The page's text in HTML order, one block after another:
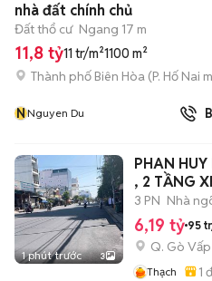
nhà đất chính chủ
Đất thổ cư Ngang 17 m
11,8 tỷ11 tr/m²1100 m²
Thành phố Biên Hòa (P. Hố Nai
NNguyen Du
1 phút trước 3
PHAN
, 2 TẦNG
190TR
3 PN Nhà
6,19 tỷ 95
Q. Gò Vấp
Thạch 1